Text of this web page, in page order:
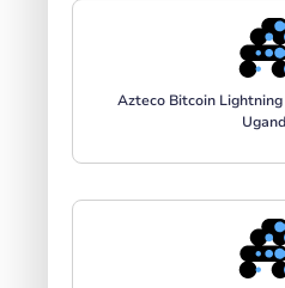
Azteco Bitcoin